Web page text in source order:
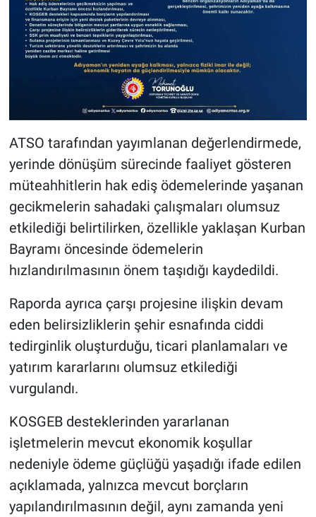
ATSO tarafından yayımlanan değerlendirmede,
yerinde dönüşüm sürecinde faaliyet gösteren
müteahhitlerin hak ediş ödemelerinde yaşanan
gecikmelerin sahadaki çalışmaları olumsuz
etkilediği belirtilirken, özellikle yaklaşan Kurban
Bayramı öncesinde ödemelerin
hızlandırılmasının önem taşıdığı kaydedildi.
Raporda ayrıca çarşı projesine ilişkin devam
eden belirsizliklerin şehir esnafında ciddi
tedirginlik oluşturduğu, ticari planlamaları ve
yatırım kararlarını olumsuz etkilediği
vurgulandı.
KOSGEB desteklerinden yararlanan
işletmelerin mevcut ekonomik koşullar
nedeniyle ödeme güçlüğü yaşadığı ifade edilen
açıklamada, yalnızca mevcut borçların
yapılandırılmasının değil, aynı zamanda yeni